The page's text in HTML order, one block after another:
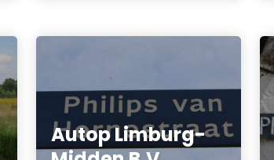
Autop Limburg-